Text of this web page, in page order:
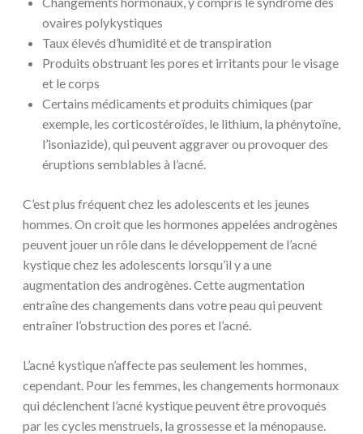
ovaires polykystiques
Taux élevés d’humidité et de transpiration
Produits obstruant les pores et irritants pour le visage
et le corps
Certains médicaments et produits chimiques (par
exemple, les corticostéroïdes, le lithium, la phénytoïne,
l’isoniazide), qui peuvent aggraver ou provoquer des
éruptions semblables à l’acné.
C’est plus fréquent chez les adolescents et les jeunes
hommes. On croit que les hormones appelées androgènes
peuvent jouer un rôle dans le développement de l’acné
kystique chez les adolescents lorsqu’il y a une
augmentation des androgènes. Cette augmentation
entraîne des changements dans votre peau qui peuvent
entraîner l’obstruction des pores et l’acné.
L’acné kystique n’affecte pas seulement les hommes,
cependant. Pour les femmes, les changements hormonaux
qui déclenchent l’acné kystique peuvent être provoqués
par les cycles menstruels, la grossesse et la ménopause.